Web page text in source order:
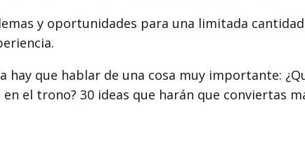
y oportunidades para una limitada
hay que hablar de una cosa muy importante:
el trono? 30 ideas que harán que conviertas